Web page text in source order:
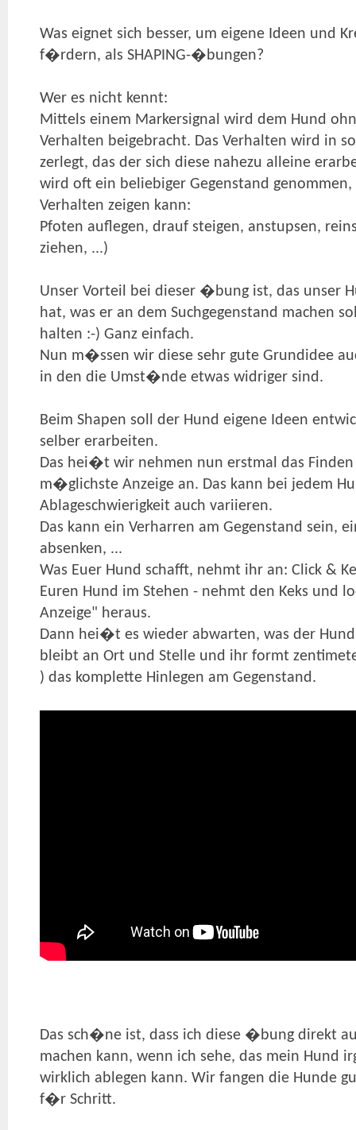
Was eignet sich besser, um eigene Ideen und
f�rdern, als SHAPING-�bungen?
Wer es nicht kennt:
Mittels einem Markersignal wird dem Hund
Verhalten beigebracht. Das Verhalten wird in
zerlegt, das der sich diese nahezu alleine
wird oft ein beliebiger Gegenstand
Verhalten zeigen kann:
Pfoten auflegen, drauf steigen, anstupsen,
ziehen, ...)
Unser Vorteil bei dieser �bung ist, das unser
hat, was er an dem Suchgegenstand machen
halten :-) Ganz einfach.
Nun m�ssen wir diese sehr gute Grundidee
in den die Umst�nde etwas widriger sind.
Beim Shapen soll der Hund eigene Ideen
selber erarbeiten.
Das hei�t wir nehmen nun erstmal das
m�glichste Anzeige an. Das kann bei jedem
Ablageschwierigkeit auch variieren.
Das kann ein Verharren am Gegenstand sein,
absenken, ...
Was Euer Hund schafft, nehmt ihr an: Click &
Euren Hund im Stehen - nehmt den Keks und
Anzeige" heraus.
Dann hei�t es wieder abwarten, was der
bleibt an Ort und Stelle und ihr formt
) das komplette Hinlegen am Gegenstand.
Das sch�ne ist, dass ich diese �bung direkt
machen kann, wenn ich sehe, das mein Hund
wirklich ablegen kann. Wir fangen die Hunde
f�r Schritt.